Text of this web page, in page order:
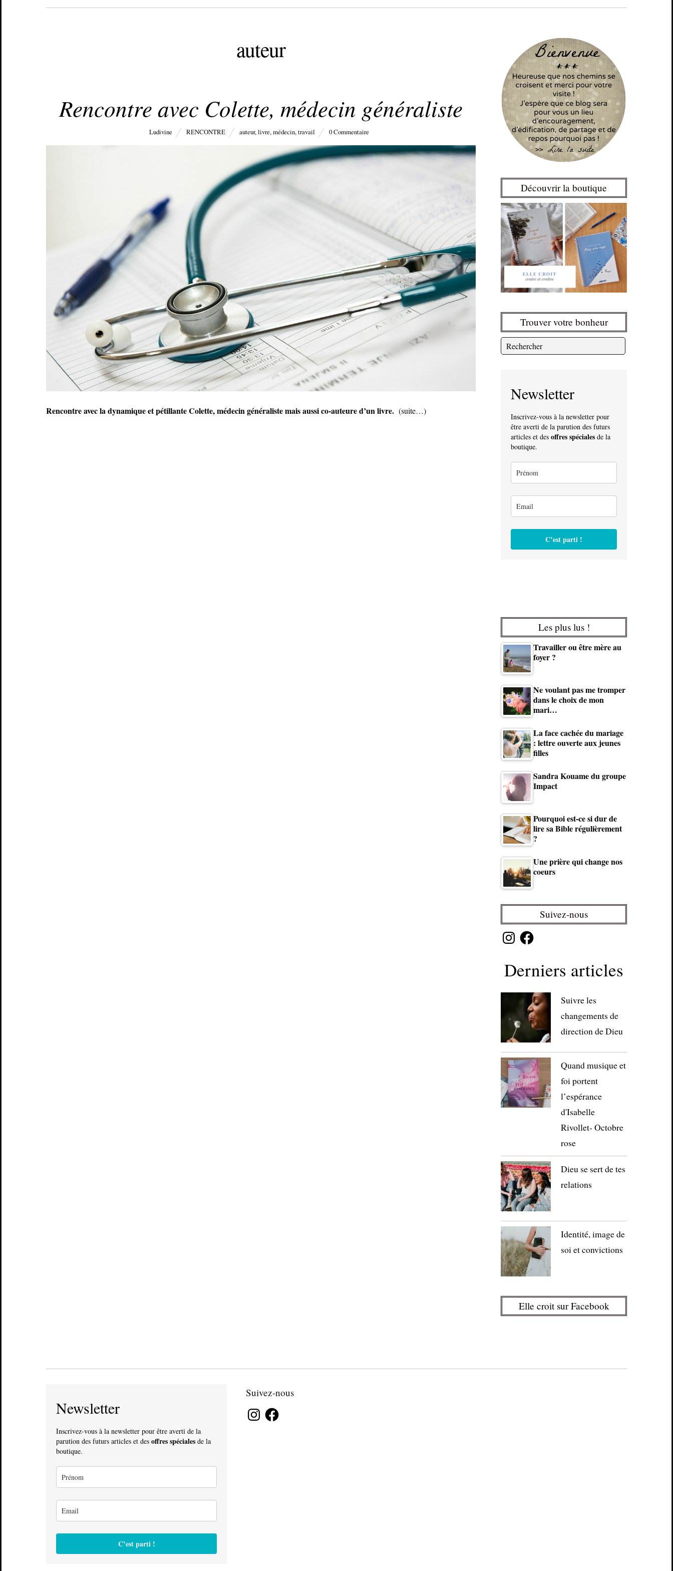
auteur
Rencontre avec Colette, médecin généraliste
Ludivine RENCONTRE auteur,livre,médecin,travail 0 Commentaire
Rencontre avec la dynamique et pétillante Colette, médecin généraliste mais aussi co-auteure d’un livre. (suite…)
Découvrir la boutique
Trouver votre bonheur
Newsletter
Inscrivez-vous à la newsletter pour
être averti de la parution des futurs
articles et des offres spéciales de la
boutique.
C’est parti !
Les plus lus !
Travailler ou être mère au
foyer ?
Ne voulant pas me tromper
dans le choix de mon
mari…
La face cachée du mariage
: lettre ouverte aux jeunes
filles
Sandra Kouame du groupe
Impact
Pourquoi est-ce si dur de
lire sa Bible régulièrement
?
Une prière qui change nos
coeurs
Suivez-nous
InstagramFacebook
Derniers articles
Suivre les
changements de
direction de Dieu
Quand musique et
foi portent
l’espérance
d'Isabelle
Rivollet- Octobre
rose
Dieu se sert de tes
relations
Identité, image de
soi et convictions
Elle croit sur Facebook
Newsletter
Inscrivez-vous à la newsletter pour être averti de la
parution des futurs articles et desoffres spécialesde la
boutique.
C’est parti !
Suivez-nous
InstagramFacebook